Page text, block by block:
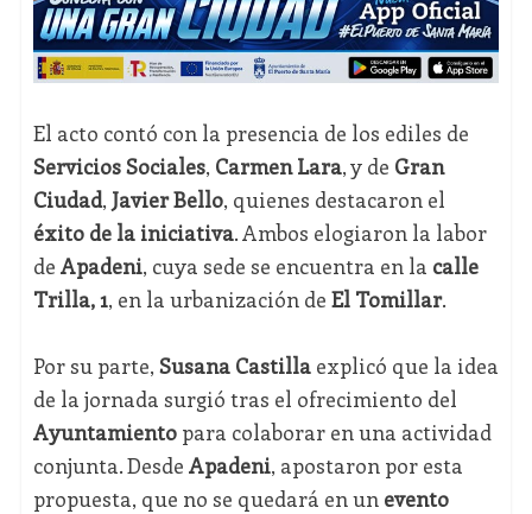
El acto contó con la presencia de los ediles de
Servicios Sociales, Carmen Lara, y de Gran
Ciudad, Javier Bello, quienes destacaron el
éxito de la iniciativa. Ambos elogiaron la labor
de Apadeni, cuya sede se encuentra en la calle
Trilla, 1, en la urbanización de El Tomillar.
Por su parte, Susana Castillaexplicó que la idea
de la jornada surgió tras el ofrecimiento del
Ayuntamientopara colaborar en una actividad
conjunta. Desde Apadeni, apostaron por esta
propuesta, que no se quedará en un evento